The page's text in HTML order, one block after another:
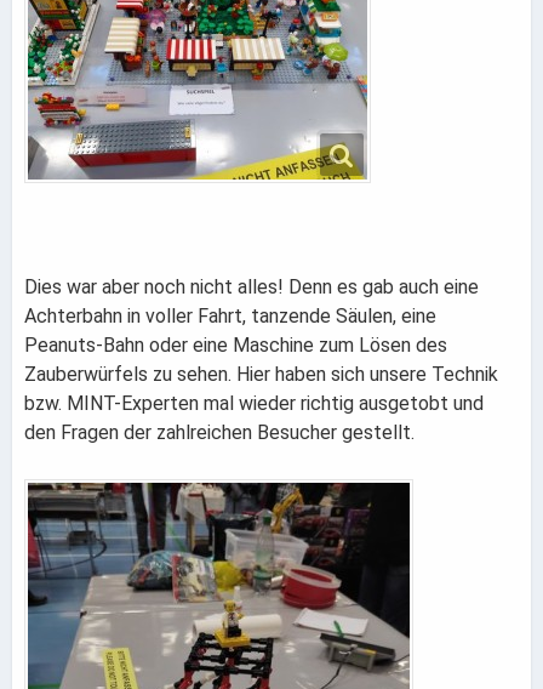
Dies war aber noch nicht alles! Denn es gab auch eine
Achterbahn in voller Fahrt, tanzende Säulen, eine
Peanuts-Bahn oder eine Maschine zum Lösen des
Zauberwürfels zu sehen. Hier haben sich unsere Technik
bzw. MINT-Experten mal wieder richtig ausgetobt und
den Fragen der zahlreichen Besucher gestellt.